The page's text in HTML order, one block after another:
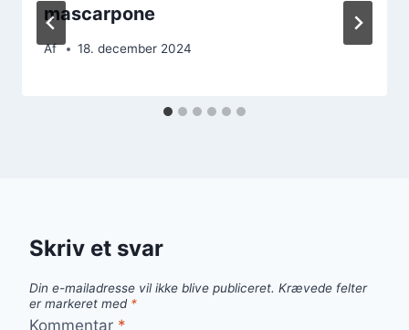
mascarpone
Af 18. december 2024
Skriv et svar
Din e-mailadresse vil ikke blive publiceret. Krævede felter
er markeret med *
Kommentar *